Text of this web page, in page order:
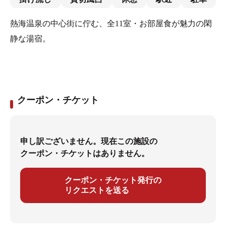
熱海温泉の中心街に佇む、全11室・お部屋食が魅力の閑
静な湯宿。
クーポン・チケット
申し訳ございません。現在この施設の
クーポン・チケットはありません。
クーポン・チケット発行の
リクエストを送る